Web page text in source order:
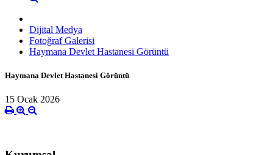
Dijital Medya
Fotoğraf Galerisi
Haymana Devlet Hastanesi Görüntü
Haymana Devlet Hastanesi Görüntü
15 Ocak 2026